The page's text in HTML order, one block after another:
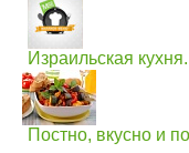
Израильская
Постно, вкусно и